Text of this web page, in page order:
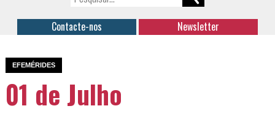
Contacte-nos Newsletter
EFEMÉRIDES
01 de Julho